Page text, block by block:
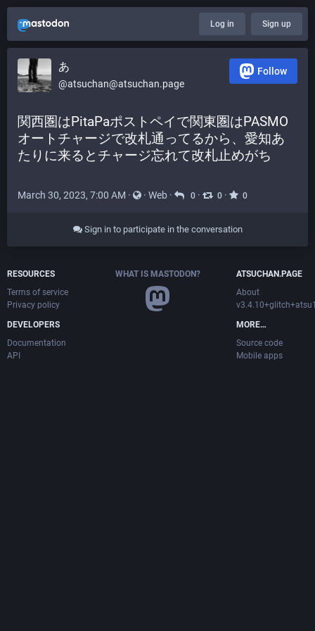
Log in Sign up
あ
@atsuchan@atsuchan.page
Follow
関西圏はPitaPaポストペイで関東圏はPASMO
オートチャージで改札通ってるから、愛知あ
たりに来るとチャージ忘れて改札止めがち
March 30, 2023, 7:00 AM · · Web · 0 · 0 · 0
Sign in to participate in the conversation
RESOURCES
Terms of service
Privacy policy
DEVELOPERS
Documentation
API
WHAT IS MASTODON?
ATSUCHAN.PAGE
About
MORE…
Source code
Mobile apps